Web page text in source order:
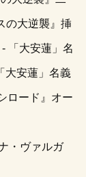
の大逆襲』挿
「大安蓮」名
大安蓮」名義
ロード』オー
・ヴァルガ